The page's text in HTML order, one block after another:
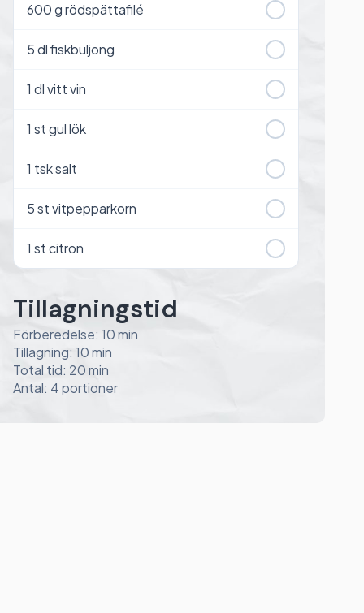
600g rödspättafilé
5dl fiskbuljong
1 dl vitt vin
1 st gul lök
1 tsk salt
5st vitpepparkorn
1 st citron
Tillagningstid
Förberedelse: 10 min
Tillagning: 10 min
Total tid: 20 min
Antal: 4 portioner